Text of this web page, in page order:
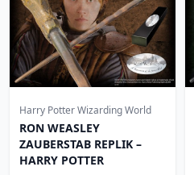
Harry Potter Wizarding World
RON WEASLEY
ZAUBERSTAB REPLIK –
HARRY POTTER